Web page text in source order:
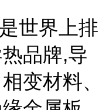
世界上排
品牌,导
变材料、